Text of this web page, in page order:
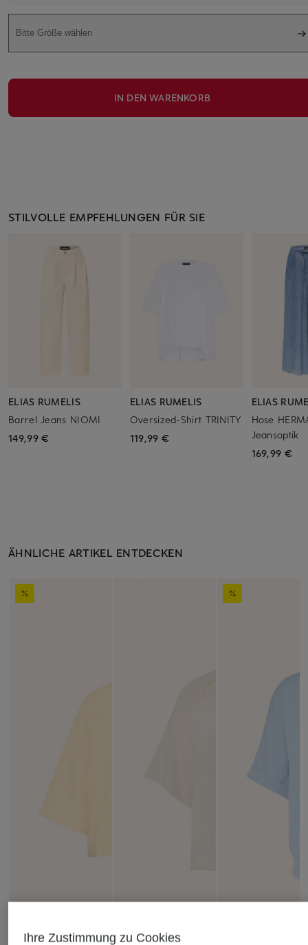
Bitte Größe wählen
IN DEN WARENKORB
STILVOLLE EMPFEHLUNGEN FÜR SIE
ELIAS RUMELIS
Barrel Jeans NIOMI
149,99 €
ELIAS RUMELIS
Oversized-Shirt TRINITY
119,99 €
ELIAS
Hose
Jeansoptik
169,99 €
ÄHNLICHE ARTIKEL ENTDECKEN
Ihre Zustimmung zu Cookies